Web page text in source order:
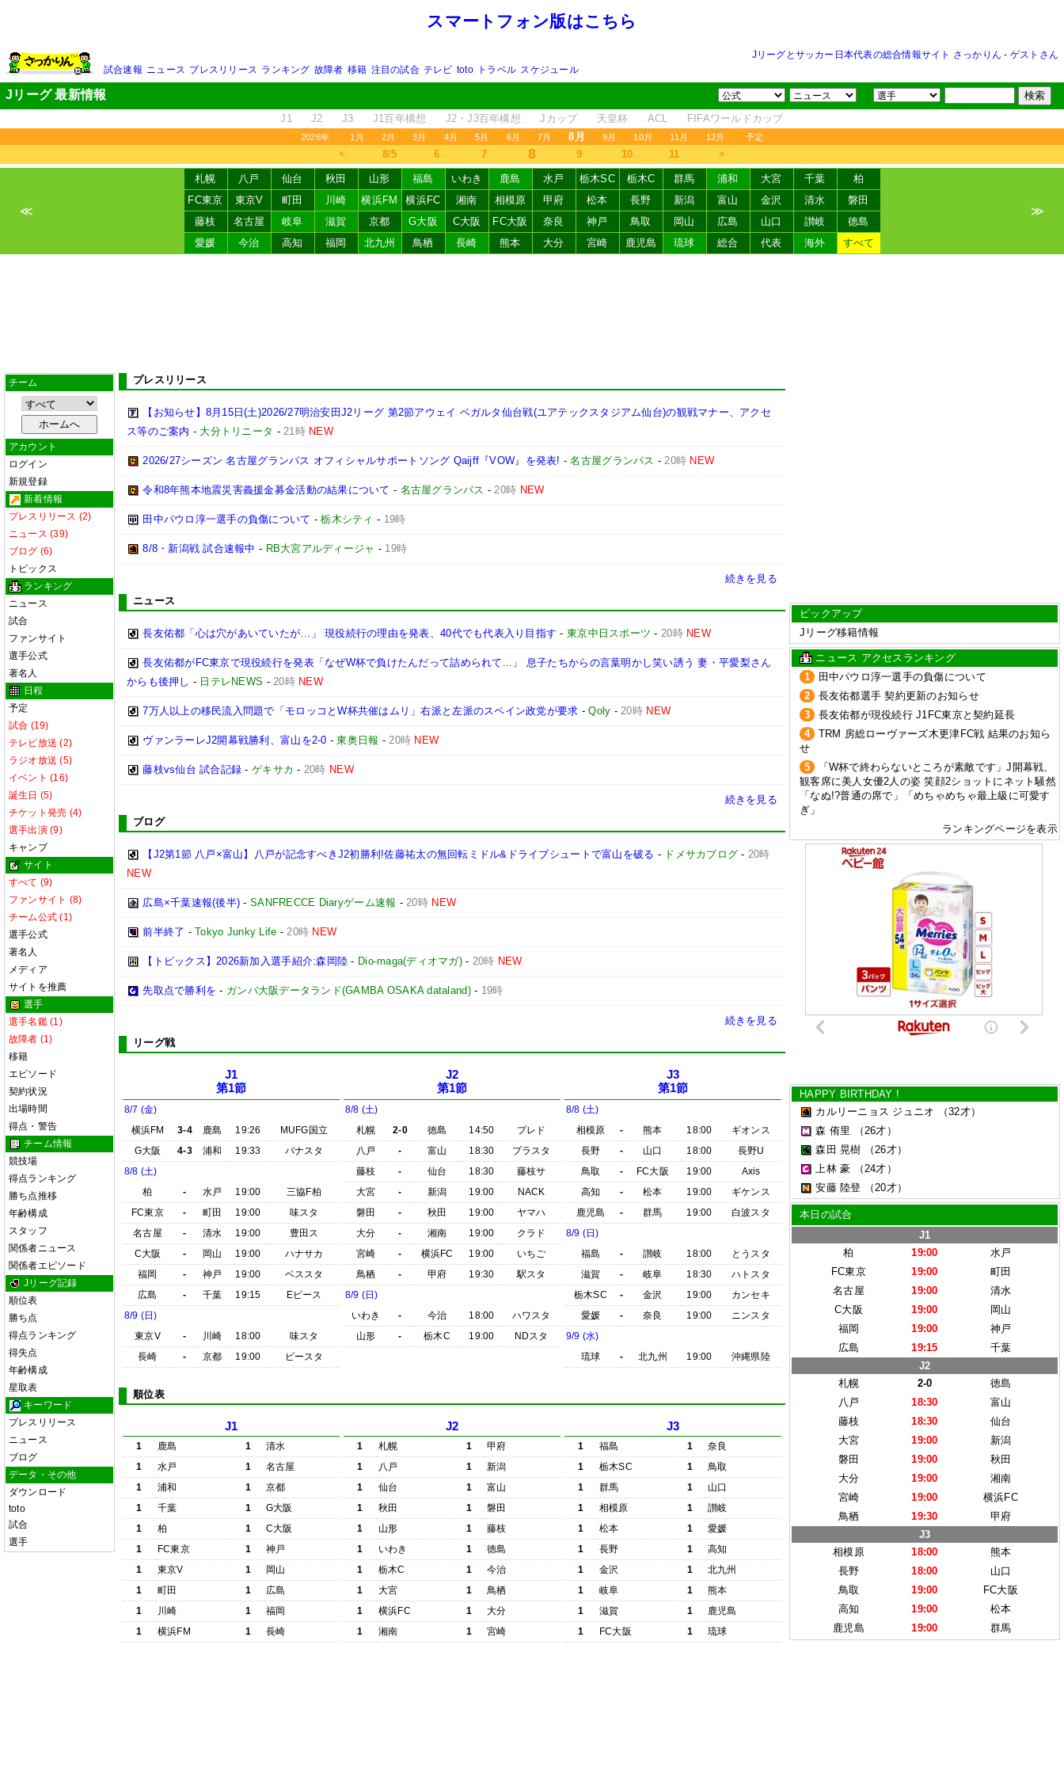
スマートフォン版はこちら
Jリーグとサッカー日本代表の総合情報サイト さっかりん - ゲストさん
試合速報 ニュース プレスリリース ランキング 故障者 移籍 注目の試合 テレビ toto トラベル スケジュール
Jリーグ 最新情報
J1 J2 J3 J1百年構想 J2・J3百年構想 Jカップ 天皇杯 ACL FIFAワールドカップ
2026年 1月 2月 3月 4月 5月 6月 7月 8月 9月 10月 11月 12月 予定
＜ 8/5 6 7 8 9 10 11 ＞
≪
札幌 八戸 仙台 秋田 山形 福島 いわき 鹿島 水戸 栃木SC 栃木C 群馬 浦和 大宮 千葉
柏
FC東京
東京V 町田 川崎 横浜FM 横浜FC 湘南 相模原 甲府 松本 長野 新潟 富山 金沢 清水
磐田
藤枝
名古屋 岐阜 滋賀 京都 G大阪 C大阪 FC大阪 奈良 神戸 鳥取 岡山 広島 山口 讃岐
徳島
愛媛
今治 高知 福岡 北九州 鳥栖 長崎 熊本 大分 宮崎 鹿児島 琉球 総合 代表 海外 すべて
≫
チーム
アカウント
ログイン
新規登録
新着情報
プレスリリース (2)
ニュース (39)
ブログ (6)
トピックス
ランキング
ニュース
試合
ファンサイト
選手公式
著名人
日程
予定
試合 (19)
テレビ放送 (2)
ラジオ放送 (5)
イベント (16)
誕生日 (5)
チケット発売 (4)
選手出演 (9)
キャンプ
サイト
すべて (9)
ファンサイト (8)
チーム公式 (1)
選手公式
著名人
メディア
サイトを推薦
選手
選手名鑑 (1)
故障者 (1)
移籍
エピソード
契約状況
出場時間
得点・警告
チーム情報
競技場
得点ランキング
勝ち点推移
年齢構成
スタッフ
関係者ニュース
関係者エピソード
Jリーグ記録
順位表
勝ち点
得点ランキング
得失点
年齢構成
星取表
キーワード
プレスリリース
ニュース
ブログ
データ・その他
ダウンロード
toto
試合
選手
プレスリリース
【お知らせ】8月15日(土)2026/27明治安田J2リーグ 第2節アウェイ ベガルタ仙台戦(ユアテックスタジアム仙台)の観戦マナー、アクセ
ス等のご案内 - 大分トリニータ -21時 NEW
2026/27シーズン 名古屋グランパス オフィシャルサポートソング Qaijff『VOW』を発表! -名古屋グランパス -20時 NEW
令和8年熊本地震災害義援金募金活動の結果について - 名古屋グランパス -20時 NEW
田中パウロ淳一選手の負傷について -栃木シティ - 19時
8/8・新潟戦 試合速報中 - RB大宮アルディージャ - 19時
続きを見る
ニュース
長友佑都「心は穴があいていたが…」 現役続行の理由を発表、40代でも代表入り目指す -東京中日スポーツ - 20時 NEW
長友佑都がFC東京で現役続行を発表「なぜW杯で負けたんだって詰められて...」 息子たちからの言葉明かし笑い誘う 妻・平愛梨さん
からも後押し - 日テレNEWS -20時 NEW
7万人以上の移民流入問題で「モロッコとW杯共催はムリ」右派と左派のスペイン政党が要求 -Qoly -20時 NEW
ヴァンラーレJ2開幕戦勝利、富山を2-0 -東奥日報 -20時 NEW
藤枝vs仙台 試合記録 -ゲキサカ - 20時 NEW
続きを見る
ブログ
【J2第1節 八戸×富山】八戸が記念すべきJ2初勝利!佐藤祐太の無回転ミドル&ドライブシュートで富山を破る - ドメサカブログ - 20時
NEW
広島×千葉速報(後半) -SANFRECCE Diaryゲーム速報 -20時 NEW
前半終了 -Tokyo Junky Life -20時 NEW
【トピックス】2026新加入選手紹介:森岡陸 - Dio-maga(ディオマガ)- 20時 NEW
先取点で勝利を - ガンバ大阪データランド(GAMBA OSAKA dataland)- 19時
続きを見る
リーグ戦
J1
第1節
8/7 (金)
横浜FM
3-4 鹿島 19:26
MUFG国立
G大阪
4-3 浦和 19:33
パナスタ
8/8 (土)
柏
- 水戸 19:00
三協F柏
FC東京
- 町田 19:00
味スタ
名古屋
- 清水 19:00
豊田ス
C大阪
- 岡山 19:00
ハナサカ
福岡
- 神戸 19:00
ベススタ
広島
- 千葉 19:15
Eピース
8/9 (日)
東京V
- 川崎 18:00
味スタ
長崎
- 京都 19:00 ピースタ
J2
第1節
8/8 (土)
札幌
2-0 徳島 14:50
プレド
八戸
- 富山 18:30
プラスタ
藤枝
- 仙台 18:30
藤枝サ
大宮
- 新潟 19:00
NACK
磐田
- 秋田 19:00
ヤマハ
大分
- 湘南 19:00
クラド
宮崎
- 横浜FC 19:00
いちご
鳥栖
- 甲府 19:30
駅スタ
8/9 (日)
いわき
- 今治 18:00
ハワスタ
山形
- 栃木C 19:00 NDスタ
J3
第1節
8/8 (土)
相模原
- 熊本 18:00
ギオンス
長野
- 山口 18:00
長野U
鳥取
- FC大阪 19:00
Axis
高知
- 松本 19:00
ギケンス
鹿児島
- 群馬 19:00
白波スタ
8/9 (日)
福島
- 讃岐 18:00
とうスタ
滋賀
- 岐阜 18:30
ハトスタ
栃木SC
- 金沢 19:00
カンセキ
愛媛
- 奈良 19:00
ニンスタ
9/9 (水)
琉球
- 北九州 19:00 沖縄県陸
順位表
J1
1 鹿島 1
清水
1
水戸 1
名古屋
1
浦和 1
京都
1
千葉 1
G大阪
1
柏 1
C大阪
1
FC東京 1
神戸
1
東京V 1
岡山
1
町田 1
広島
1
川崎 1
福岡
1
横浜FM 1 長崎
J2
1 札幌 1
甲府
1
八戸 1
新潟
1
仙台 1
富山
1
秋田 1
磐田
1
山形 1
藤枝
1
いわき 1
徳島
1
栃木C 1
今治
1
大宮 1
鳥栖
1
横浜FC 1
大分
1
湘南 1 宮崎
J3
1 福島 1
奈良
1
栃木SC 1
鳥取
1
群馬 1
山口
1
相模原 1
讃岐
1
松本 1
愛媛
1
長野 1
高知
1
金沢 1
北九州
1
岐阜 1
熊本
1
滋賀 1
鹿児島
1
FC大阪 1 琉球
ピックアップ
Jリーグ移籍情報
ニュース アクセスランキング
1
田中パウロ淳一選手の負傷について
2
長友佑都選手 契約更新のお知らせ
3
長友佑都が現役続行 J1FC東京と契約延長
4
TRM 房総ローヴァーズ木更津FC戦 結果のお知ら
せ
5
「W杯で終わらないところが素敵です」J開幕戦、
観客席に美人女優2人の姿 笑顔2ショットにネット騒然
「なぬ!?普通の席で」「めちゃめちゃ最上級に可愛す
ぎ」
ランキングページを表示
HAPPY BIRTHDAY !
カルリーニョス ジュニオ
（32才）
森 侑里
（26才）
森田 晃樹
（26才）
上林 豪
（24才）
安藤 陸登
（20才）
本日の試合
J1
柏
19:00
水戸
FC東京
19:00
町田
名古屋
19:00
清水
C大阪
19:00
岡山
福岡
19:00
神戸
広島
19:15
千葉
J2
札幌
2-0
徳島
八戸
18:30
富山
藤枝
18:30
仙台
大宮
19:00
新潟
磐田
19:00
秋田
大分
19:00
湘南
宮崎
19:00
横浜FC
鳥栖
19:30
甲府
J3
相模原
18:00
熊本
長野
18:00
山口
鳥取
19:00
FC大阪
高知
19:00
松本
鹿児島
19:00 群馬